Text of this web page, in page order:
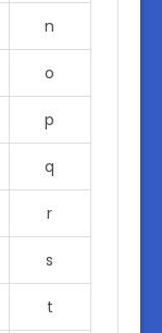
n
o
p
q
r
s
t